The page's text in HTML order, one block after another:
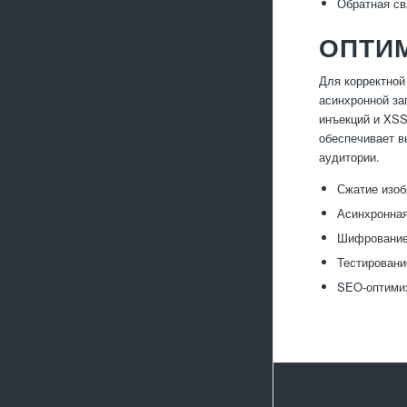
Для
асинхронной
инъекций и
обеспечивает
аудитории.
Сжатие
SEO-